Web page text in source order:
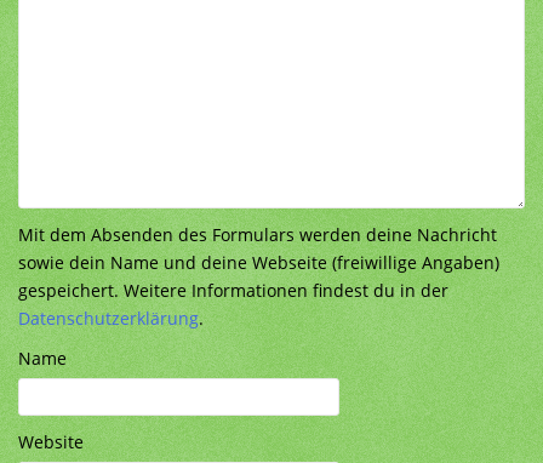
Mit dem Absenden des Formulars werden deine Nachricht
sowie dein Name und deine Webseite (freiwillige Angaben)
gespeichert. Weitere Informationen findest du in der
Datenschutzerklärung.
Name
Website